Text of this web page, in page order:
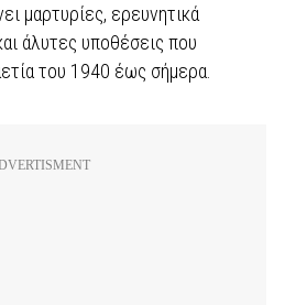
μαρτυρίες, ερευνητικά
άλυτες υποθέσεις που
του 1940 έως σήμερα.